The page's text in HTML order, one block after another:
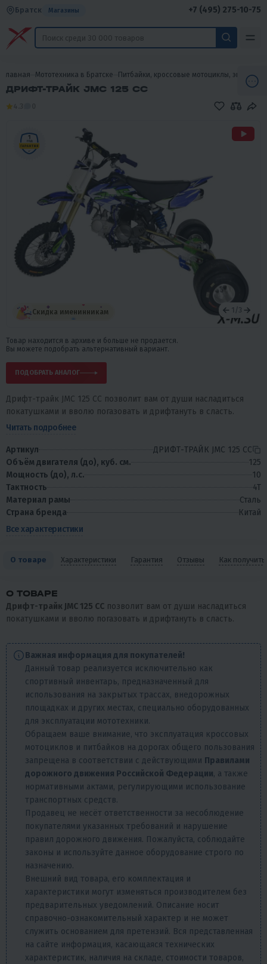
Братск Магазины +7 (495) 275-10-75
Главная Мототехника в Братске Питбайки, кроссовые мотоциклы, эндуро в
ДРИФТ-ТРАЙК JMC 125 CC
Скидка именинникам /
Товар находится в архиве и больше не продается.
Вы можете подобрать альтернативный вариант.
ПОДОБРАТЬ АНАЛОГ
Дрифт-трайк JMC 125 CC позволит вам от души насладиться
покатушками и вволю погазовать и дрифтануть в сласть.
Читать подробнее
Артикул
ДРИФТ-ТРАЙК JMC 125 CC
Объём двигателя (до), куб. см.
125
Мощность (до), л.с.
10
Тактность
4T
Материал рамы
Сталь
Страна бренда
Китай
Все характеристики
О товаре Характеристики Гарантия Отзывы Как получить
О ТОВАРЕ
Дрифт-трайк JMC 125 CC позволит вам от души насладиться
покатушками и вволю погазовать и дрифтануть в сласть.
Важная информация для покупателей!
Данный товар реализуется исключительно как
спортивный инвентарь, предназначенный для
использования на закрытых трассах, внедорожных
площадках и других местах, специально оборудованных
для эксплуатации мототехники.
Обращаем ваше внимание, что эксплуатация кроссовых
мотоциклов и питбайков на дорогах общего пользования
запрещена в соответствии с действующими Правилами
дорожного движения Российской Федерации, а также
нормативными актами, регулирующими использование
транспортных средств.
Продавец не несёт ответственности за несоблюдение
покупателями указанных требований и нарушение
правил дорожного движения. Пожалуйста, соблюдайте
законы и используйте данное оборудование строго по
назначению.
Внешний вид товара, его комплектация и
характеристики могут изменяться производителем без
предварительных уведомлений. Описание носит
справочно-ознакомительный характер и не может
служить основанием для претензий. Вся представленная
на сайте информация, касающаяся технических
характеристик, наличия на складе, стоимости товаров,